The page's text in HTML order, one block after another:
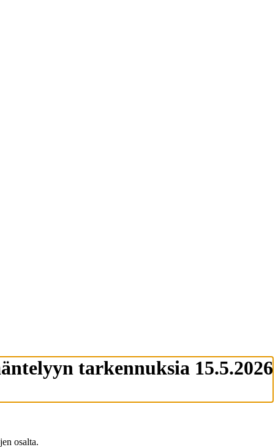
tarkennuksia 15.5.2026
osalta.